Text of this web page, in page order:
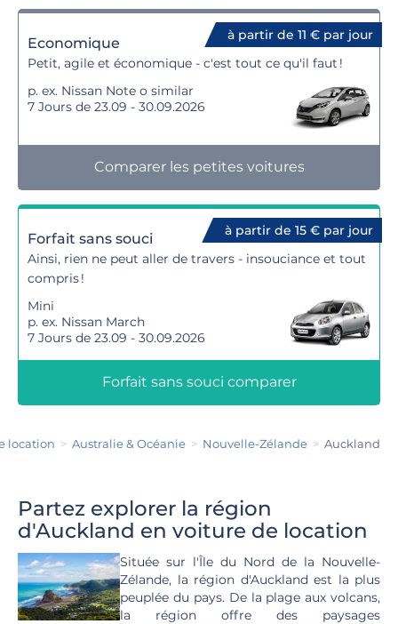
à partir de 11 € par jour
Economique
Petit, agile et économique - c'est tout ce qu'il faut !
p. ex. Nissan Note o similar
7 Jours de 23.09 - 30.09.2026
Comparer les petites voitures
à partir de 15 € par jour
Forfait sans souci
Ainsi, rien ne peut aller de travers - insouciance et tout
compris !
Mini
p. ex. Nissan March
7 Jours de 23.09 - 30.09.2026
Forfait sans souci comparer
location Australie & Océanie Nouvelle-Zélande Auckland
Partez explorer la région
d'Auckland en voiture de location
Située sur l'Île du Nord de la Nouvelle-
Zélande, la région d'Auckland est la plus
peuplée du pays. De la plage aux volcans,
la région offre des paysages